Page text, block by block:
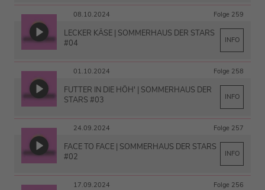
08.10.2024 Folge 259
LECKER KÄSE | SOMMERHAUS DER STARS
#04
INFO
01.10.2024 Folge 258
FUTTER IN DIE HÖH' | SOMMERHAUS DER
STARS #03
INFO
24.09.2024 Folge 257
FACE TO FACE | SOMMERHAUS DER STARS
#02
INFO
17.09.2024 Folge 256